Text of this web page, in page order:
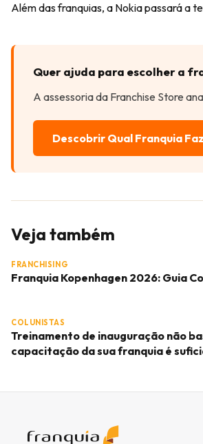
Além das franquias, a Nokia passará a
Quer ajuda para escolher a
A assessoria da Franchise Store
Descobrir Qual Franquia
Veja também
FRANCHISING
Franquia Kopenhagen 2026: Guia
COLUNISTAS
Treinamento de inauguração não
capacitação da sua franquia é